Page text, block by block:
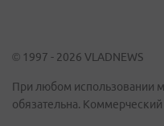
© 1997 - 2026 VLADNEWS
При любом использовании
обязательна.